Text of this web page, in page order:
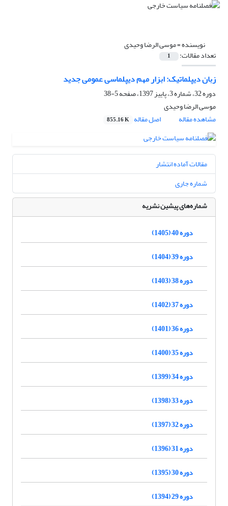
نویسنده =موسی الرضا وحیدی
تعداد مقالات: 1
زبان دیپلماتیک: ابزار مهم دیپلماسی عمومی جدید
دوره 32، شماره 3، پاییز 1397، صفحه
5-38
موسی الرضا وحیدی
مشاهده مقاله
اصل مقاله 855.16 K
مقالات آماده انتشار
شماره جاری
شماره‌های پیشین نشریه
دوره 40 (1405)
دوره 39 (1404)
دوره 38 (1403)
دوره 37 (1402)
دوره 36 (1401)
دوره 35 (1400)
دوره 34 (1399)
دوره 33 (1398)
دوره 32 (1397)
دوره 31 (1396)
دوره 30 (1395)
دوره 29 (1394)